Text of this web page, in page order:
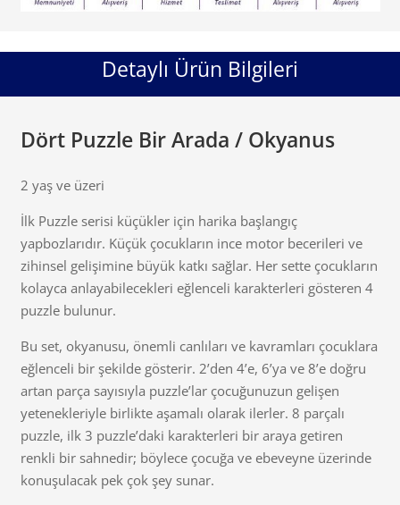
Detaylı Ürün Bilgileri
Dört Puzzle Bir Arada / Okyanus
2 yaş ve üzeri
İlk Puzzle serisi küçükler için harika başlangıç
yapbozlarıdır. Küçük çocukların ince motor becerileri ve
zihinsel gelişimine büyük katkı sağlar. Her sette çocukların
kolayca anlayabilecekleri eğlenceli karakterleri gösteren 4
puzzle bulunur.
Bu set, okyanusu, önemli canlıları ve kavramları çocuklara
eğlenceli bir şekilde gösterir. 2’den 4’e, 6’ya ve 8’e doğru
artan parça sayısıyla puzzle’lar çocuğunuzun gelişen
yetenekleriyle birlikte aşamalı olarak ilerler. 8 parçalı
puzzle, ilk 3 puzzle’daki karakterleri bir araya getiren
renkli bir sahnedir; böylece çocuğa ve ebeveyne üzerinde
konuşulacak pek çok şey sunar.